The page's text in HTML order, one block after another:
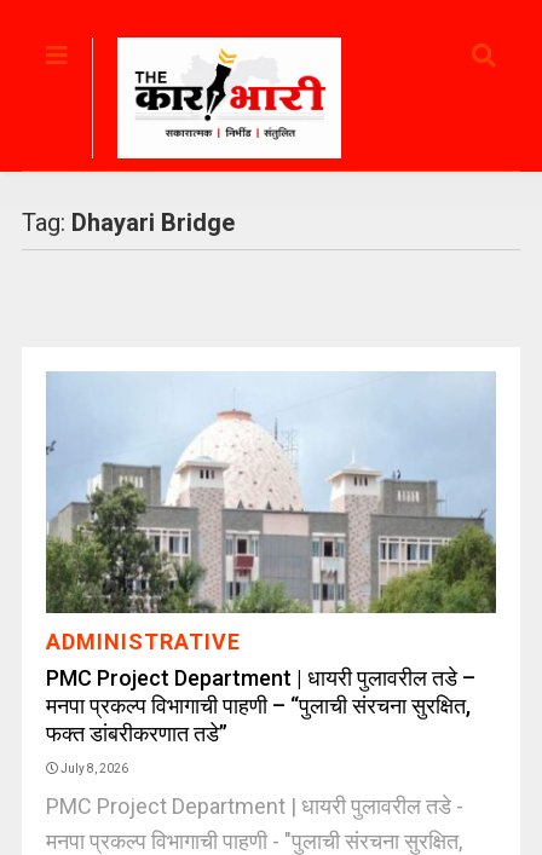
Tag: Dhayari Bridge
ADMINISTRATIVE
PMC Project Department | धायरी पुलावरील तडे –
मनपा प्रकल्प विभागाची पाहणी – “पुलाची संरचना सुरक्षित,
फक्त डांबरीकरणात तडे”
July 8, 2026
PMC Project Department | धायरी पुलावरील तडे -
मनपा प्रकल्प विभागाची पाहणी - "पुलाची संरचना सुरक्षित,